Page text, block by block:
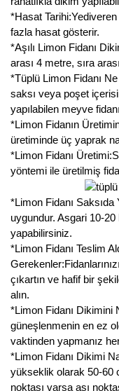
*Hasat
fazla hasat gösterir.
*Aşılı Limon Fidanı
arası 4 metre, sıra
*Tüplü Limon Fidanı
saksı veya poşet
yapılabilen meyve
*Limon Fidanın
üretiminde üç yaprak
*Limon Fidanı
yöntemi ile üretilmiş
*Limon Fidanı
uygundur. Asgari 10-
yapabilirsiniz.
*Limon Fidanı Teslim
çıkartın ve hafif bir
alın.
*Limon Fidanı Dikimini
güneşlenmenin en ez
vaktinden yapmanız
*Limon Fidanı Dikimi
yükseklik olarak 50-60
noktası varsa aşı
Kocayemiş Fidanı
Kuşburnu Fidanı
Liçi Fidanı
Longan Fidanı
Malta Eriği Fidanı
Mango Fidanı
Melez Meyveler
Murt Fidanı
Muşmula Fidanı
Muz Fidanı
Nadir Çeşit Meyveler
Nar Fidanı
Narenciye Fidanları